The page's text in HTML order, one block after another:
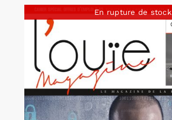
En rupture de stock